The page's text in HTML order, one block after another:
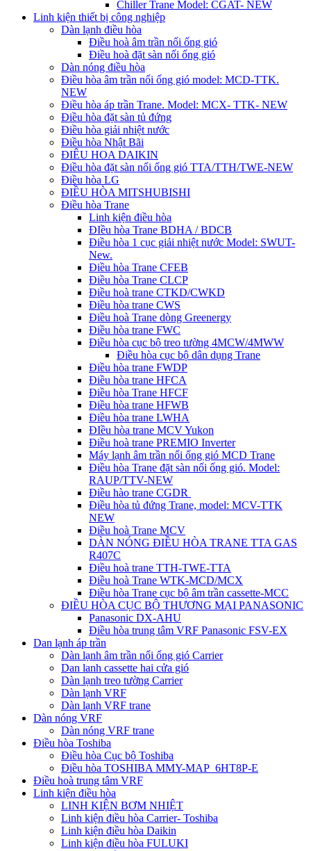
Chiller Trane Model: CGAT- NEW
Linh kiện thiết bị công nghiệp
Dàn lạnh điều hòa
Điều hoà âm trần nối ống gió
Điều hoà đặt sàn nối ống gió
Dàn nóng điều hòa
Điều hòa âm trần nối ống gió model: MCD-TTK.
NEW
Điều hòa áp trần Trane. Model: MCX- TTK- NEW
Điều hòa đặt sàn tủ đứng
Điều hòa giải nhiệt nước
Điều hòa Nhật Bãi
ĐIÊU HOA DAIKIN
Điều hòa đặt sàn nối ống gió TTA/TTH/TWE-NEW
Điều hòa LG
ĐIỀU HÒA MITSHUBISHI
Điều hòa Trane
Linh kiện điều hòa
ĐIều hòa Trane BDHA / BDCB
Điều hòa 1 cục giải nhiệt nước Model: SWUT-
New.
Điều hòa Trane CFEB
Điều hòa Trane CLCP
Điều hoà trane CTKD/CWKD
Điều hòa trane CWS
Điều hoà Trane dòng Greenergy
Điều hòa trane FWC
Điều hòa cục bộ treo tường 4MCW/4MWW
Điều hòa cục bộ dân dụng Trane
Điều hòa trane FWDP
Điều hòa trane HFCA
Điều hòa Trane HFCF
Điều hòa trane HFWB
Điều hòa trane LWHA
ĐIều hòa trane MCV Yukon
Điều hoà trane PREMIO Inverter
Máy lạnh âm trần nối ống gió MCD Trane
Điều hòa Trane đặt sàn nối ống gió. Model:
RAUP/TTV-NEW
Điều hào trane CGDR
Điều hòa tủ đứng Trane, model: MCV-TTK
NEW
Điều hoà Trane MCV
DÀN NÓNG ĐIỀU HÒA TRANE TTA GAS
R407C
Điều hoà trane TTH-TWE-TTA
Điều hoà Trane WTK-MCD/MCX
Điều hòa Trane cục bộ âm trần cassette-MCC
ĐIỀU HÒA CỤC BỘ THƯƠNG MẠI PANASONIC
Panasonic DX-AHU
Điều hòa trung tâm VRF Panasonic FSV-EX
Dan lạnh áp trần
Dàn lạnh âm trần nối ống gió Carrier
Dan lanh cassette hai cửa gió
Dàn lạnh treo tường Carrier
Dàn lạnh VRF
Dàn lạnh VRF trane
Dàn nóng VRF
Dàn nóng VRF trane
Điều hòa Toshiba
Điều hòa Cục bộ Toshiba
Điều hòa TOSHIBA MMY-MAP_6HT8P-E
Điều hoà trung tâm VRF
Linh kiện điều hòa
LINH KIỆN BƠM NHIỆT
Linh kiện điều hòa Carrier- Toshiba
Linh kiện điều hòa Daikin
Linh kiện điều hòa FULUKI